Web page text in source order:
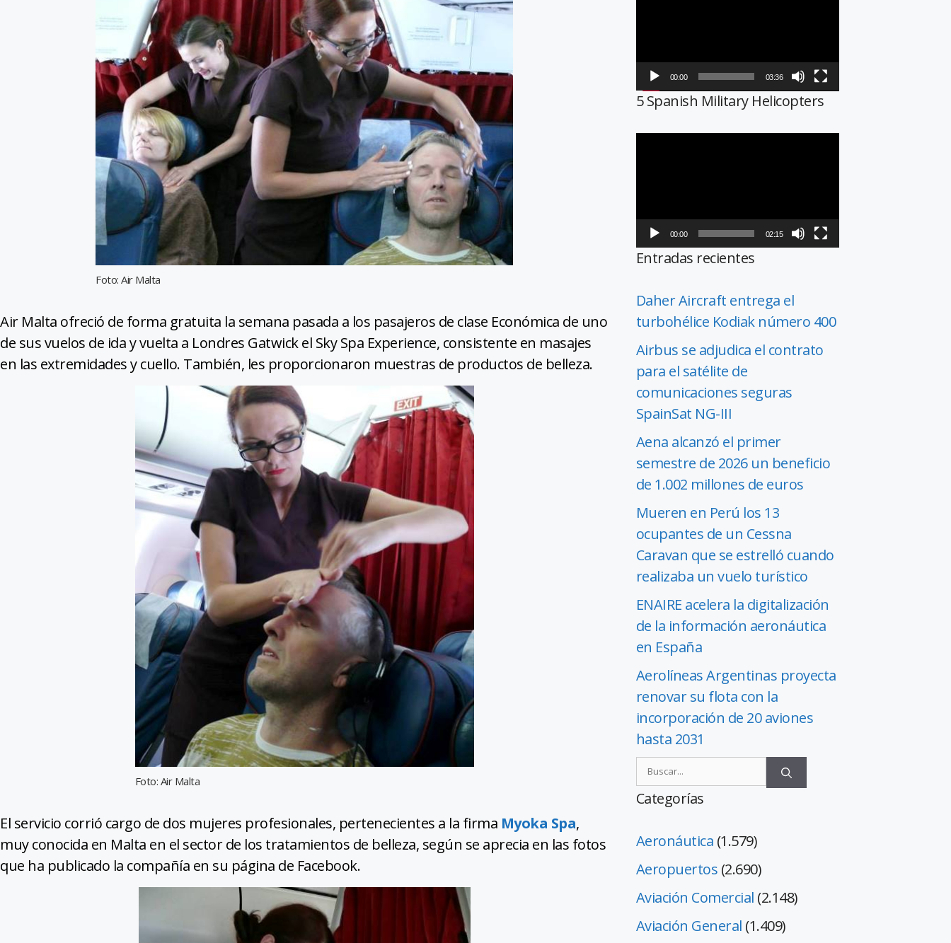
Foto: Air Malta
Air Malta ofreció de forma gratuita la semana pasada a los pasajeros de clase Económica de uno
de sus vuelos de ida y vuelta a Londres Gatwick el Sky Spa Experience, consistente en masajes
en las extremidades y cuello. También, les proporcionaron muestras de productos de belleza.
Foto: Air Malta
El servicio corrió cargo de dos mujeres profesionales, pertenecientes a la firma Myoka Spa,
muy conocida en Malta en el sector de los tratamientos de belleza, según se aprecia en las fotos
que ha publicado la compañía en su página de Facebook.
00:00 03:36
5 Spanish Military Helicopters
00:00 02:15
Entradas recientes
Daher Aircraft entrega el
turbohélice Kodiak número 400
Airbus se adjudica el contrato
para el satélite de
comunicaciones seguras
SpainSat NG-III
Aena alcanzó el primer
semestre de 2026 un beneficio
de 1.002 millones de euros
Mueren en Perú los 13
ocupantes de un Cessna
Caravan que se estrelló cuando
realizaba un vuelo turístico
ENAIRE acelera la digitalización
de la información aeronáutica
en España
Aerolíneas Argentinas proyecta
renovar su flota con la
incorporación de 20 aviones
hasta 2031
Categorías
Aeronáutica (1.579)
Aeropuertos (2.690)
Aviación Comercial (2.148)
Aviación General (1.409)